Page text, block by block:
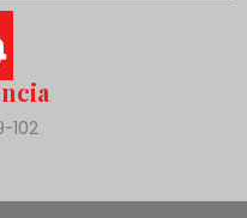
102